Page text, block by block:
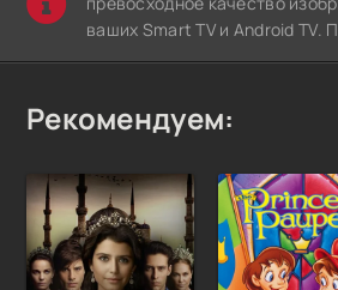
ваших Smart TV и Android TV.
Рекомендуем: